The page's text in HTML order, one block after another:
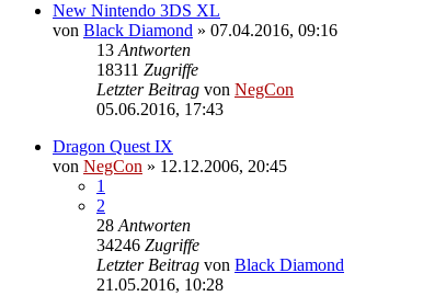
New Nintendo 3DS XL
von Black Diamond » 07.04.2016, 09:16
13Antworten
18311 Zugriffe
Letzter Beitrag von NegCon
05.06.2016, 17:43
Dragon Quest IX
von NegCon » 12.12.2006, 20:45
1
2
28Antworten
34246 Zugriffe
Letzter Beitrag von Black Diamond
21.05.2016, 10:28